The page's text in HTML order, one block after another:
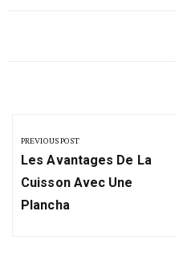
de
l’article
PREVIOUS POST
Previous
Post:
Les Avantages De La
Cuisson Avec Une
Plancha